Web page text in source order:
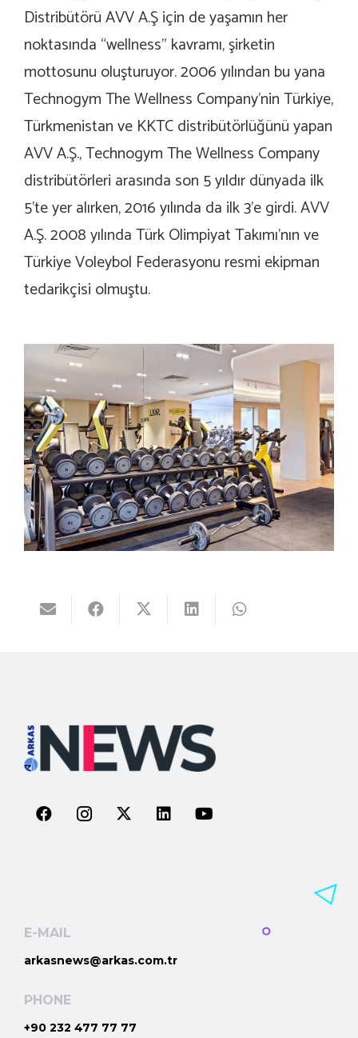
Distribütörü AVV A.Ş için de yaşamın her
noktasında “wellness” kavramı, şirketin
mottosunu oluşturuyor. 2006 yılından bu yana
Technogym The Wellness Company’nin Türkiye,
Türkmenistan ve KKTC distribütörlüğünü yapan
AVV A.Ş., Technogym The Wellness Company
distribütörleri arasında son 5 yıldır dünyada ilk
5’te yer alırken, 2016 yılında da ilk 3’e girdi. AVV
A.Ş. 2008 yılında Türk Olimpiyat Takımı’nın ve
Türkiye Voleybol Federasyonu resmi ekipman
tedarikçisi olmuştu.
E-MAIL
arkasnews@arkas.com.tr
PHONE
+90 232 477 77 77